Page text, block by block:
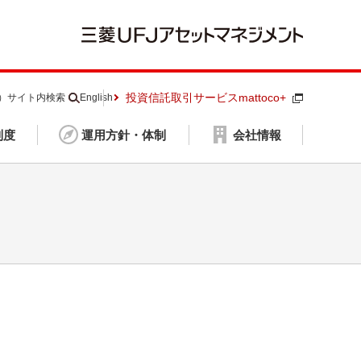
度 運用方針・体制 会社情報
サイト内検索 English 投資信託取引サービスmattoco+